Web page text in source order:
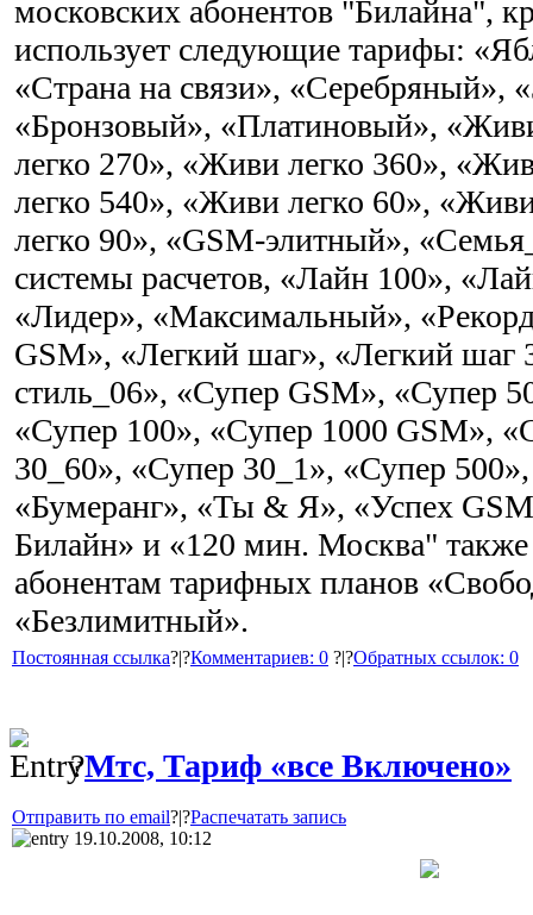
московских абонентов "Билайна",
использует следующие тарифы:
«Страна на связи», «Серебряный»,
«Бронзовый», «Платиновый»,
легко 270», «Живи легко 360»,
легко 540», «Живи легко 60»,
легко 90», «GSM-элитный»,
системы расчетов, «Лайн 100»,
«Лидер», «Максимальный»,
GSM», «Легкий шаг», «Легкий шаг
стиль_06», «Супер GSM», «Супер
«Супер 100», «Супер 1000 GSM»,
30_60», «Супер 30_1», «Супер
«Бумеранг», «Ты & Я», «Успех
Билайн» и «120 мин. Москва"
абонентам тарифных планов
«Безлимитный».
Постоянная ссылка?|?Комментариев: 0 ?|?Обратных ссылок: 0
?Мтс, Тариф «все Включено»
Отправить по email?|?Распечатать запись
19.10.2008, 10:12